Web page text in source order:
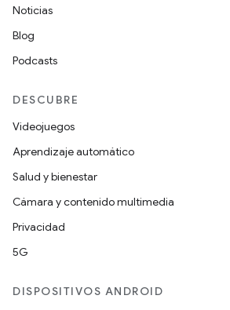
Noticias
Blog
Podcasts
DESCUBRE
Videojuegos
Aprendizaje automático
Salud y bienestar
Cámara y contenido multimedia
Privacidad
5G
DISPOSITIVOS ANDROID